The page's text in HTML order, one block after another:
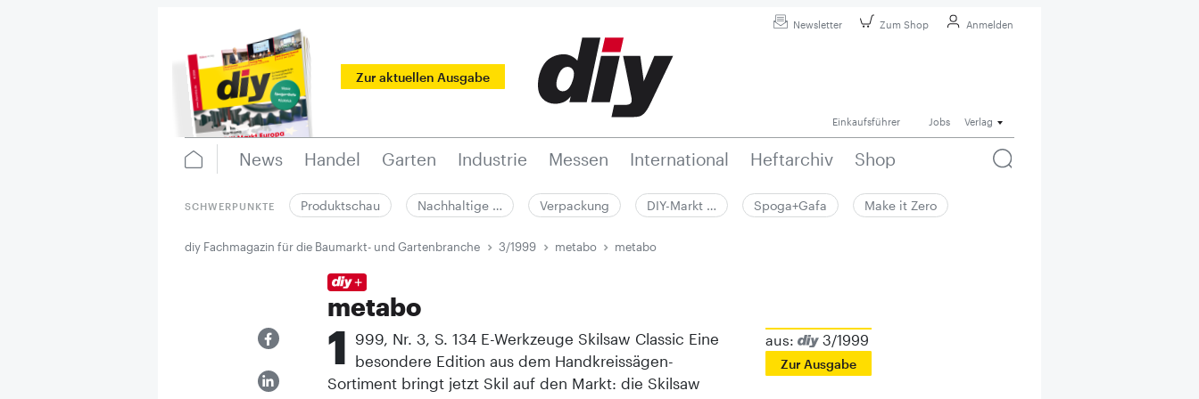
Newsletter Zum Shop Anmelden
Zur aktuellen Ausgabe
Einkaufsführer Jobs Verlag
News Handel Garten Industrie Messen International Heftarchiv Shop
SCHWERPUNKTE Produktschau Nachhaltige … Verpackung DIY-Markt … Spoga+Gafa Make it Zero
diy Fachmagazin für die Baumarkt- und Gartenbranche 3/1999 metabo metabo
metabo
aus: 3/1999
Zur Ausgabe
1 999, Nr. 3, S. 134 E-Werkzeuge Skilsaw Classic Eine
besondere Edition aus dem Handkreissägen-
Sortiment bringt jetzt Skil auf den Markt: die Skilsaw